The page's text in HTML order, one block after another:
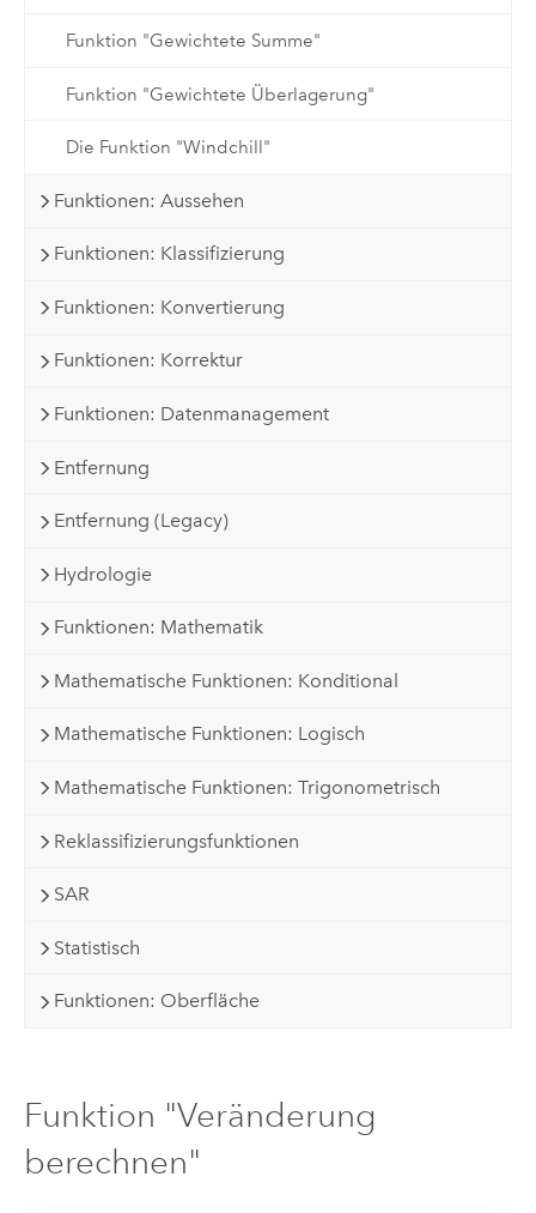
Funktion "Gewichtete Summe"
Funktion "Gewichtete Überlagerung"
Die Funktion "Windchill"
Funktionen: Aussehen
Funktionen: Klassifizierung
Funktionen: Konvertierung
Funktionen: Korrektur
Funktionen: Datenmanagement
Entfernung
Entfernung (Legacy)
Hydrologie
Funktionen: Mathematik
Mathematische Funktionen: Konditional
Mathematische Funktionen: Logisch
Mathematische Funktionen: Trigonometrisch
Reklassifizierungsfunktionen
SAR
Statistisch
Funktionen: Oberfläche
Funktion "Veränderung
berechnen"